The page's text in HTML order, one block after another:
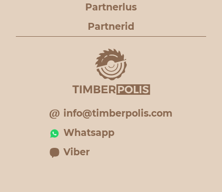
Partnerlus
Partnerid
info@timberpolis.com
Whatsapp
Viber